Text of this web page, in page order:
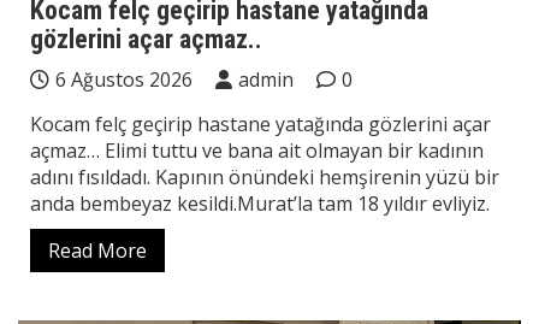
Kocam felç geçirip hastane yatağında
gözlerini açar açmaz..
6 Ağustos 2026 admin
0
Kocam felç geçirip hastane yatağında gözlerini açar
açmaz… Elimi tuttu ve bana ait olmayan bir kadının
adını fısıldadı. Kapının önündeki hemşirenin yüzü bir
anda bembeyaz kesildi.Murat’la tam 18 yıldır evliyiz.
Read More